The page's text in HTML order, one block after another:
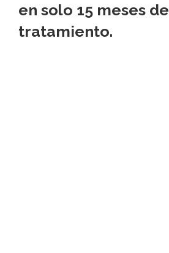
en solo 15 meses de
tratamiento.